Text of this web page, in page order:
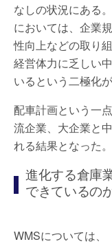
なしの状況にある
においては、企業
性向上などの取り
経営体力に乏しい
いるという二極化
配車計画という一
流企業、大企業と
れる結果となった。
進化する倉庫
できているの
WMSについては、